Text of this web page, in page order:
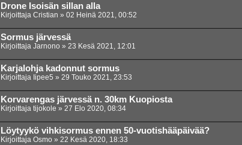
Drone Isoisän sillan alla
Kirjoittaja Cristian » 02 Heinä 2021, 00:52
Sormus järvessä
Kirjoittaja Jarnono » 23 Kesä 2021, 12:01
Karjalohja kadonnut sormus
Kirjoittaja Iipee5 » 29 Touko 2021, 23:53
Korvarengas järvessä n. 30km Kuopiosta
Kirjoittaja tijokole » 27 Elo 2020, 08:34
Löytyykö vihkisormus ennen 50-vuotishääpäivää?
Kirjoittaja Osmo » 22 Kesä 2020, 18:33